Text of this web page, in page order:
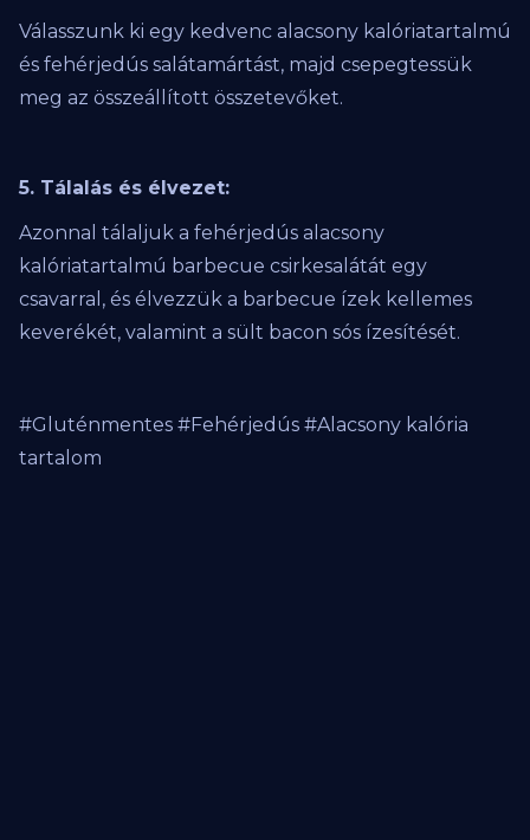
Válasszunk ki egy kedvenc alacsony kalóriatartalmú
és fehérjedús salátamártást, majd csepegtessük
meg az összeállított összetevőket.
5. Tálalás és élvezet:
Azonnal tálaljuk a fehérjedús alacsony
kalóriatartalmú barbecue csirkesalátát egy
csavarral, és élvezzük a barbecue ízek kellemes
keverékét, valamint a sült bacon sós ízesítését.
#Gluténmentes #Fehérjedús #Alacsony kalória
tartalom